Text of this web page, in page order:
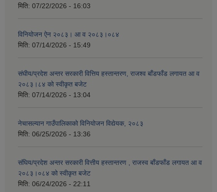
मिति: 07/22/2026 - 16:03
विनियोजन ऐन २०८३। आ व २०८३।०८४
मिति: 07/14/2026 - 15:49
संघीय/प्रदेश अन्तर सरकारी वित्तिय हस्तान्तरण, राजश्व बाँडफाँड लगायत आ व
२०८३।८४ को स्वीकृत बजेट
मिति: 07/14/2026 - 13:04
नेचासल्यान गाउँपालिकाको विनियोजन विद्येयक, २०८३
मिति: 06/25/2026 - 13:36
संघिय/प्रदेश अन्तर सरकारी वित्तीय हस्तान्तरण , राजस्व बाँडफाँड लगायत आ व
२०८३।०८४ को स्वीकृत बजेट
मिति: 06/24/2026 - 22:11